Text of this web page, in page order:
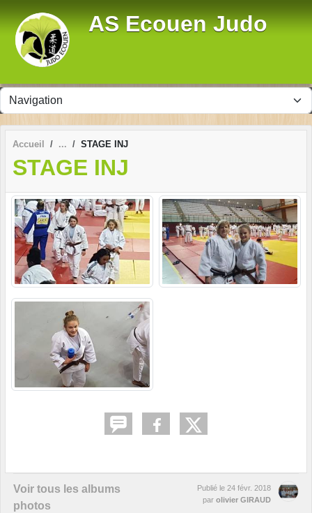
AS Ecouen Judo
Accueil STAGE INJ
STAGE INJ
Voir tous les albums
photos
Publié le 24 févr. 2018
par olivier GIRAUD